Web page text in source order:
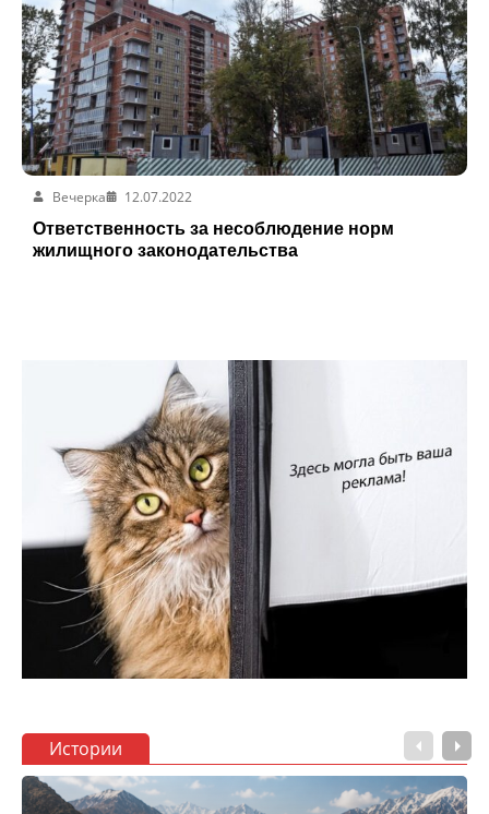
Вечерка
12.07.2022
Ответственность за несоблюдение норм
жилищного законодательства
Истории